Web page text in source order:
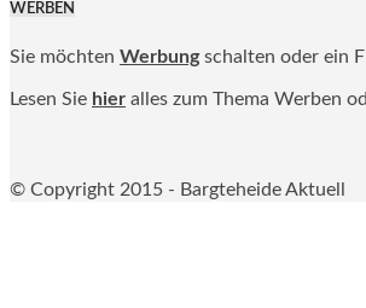
WERBEN
Sie möchten Werbung schalten oder ein
Lesen Sie hier alles zum Thema Werben
© Copyright 2015 - Bargteheide Aktuell